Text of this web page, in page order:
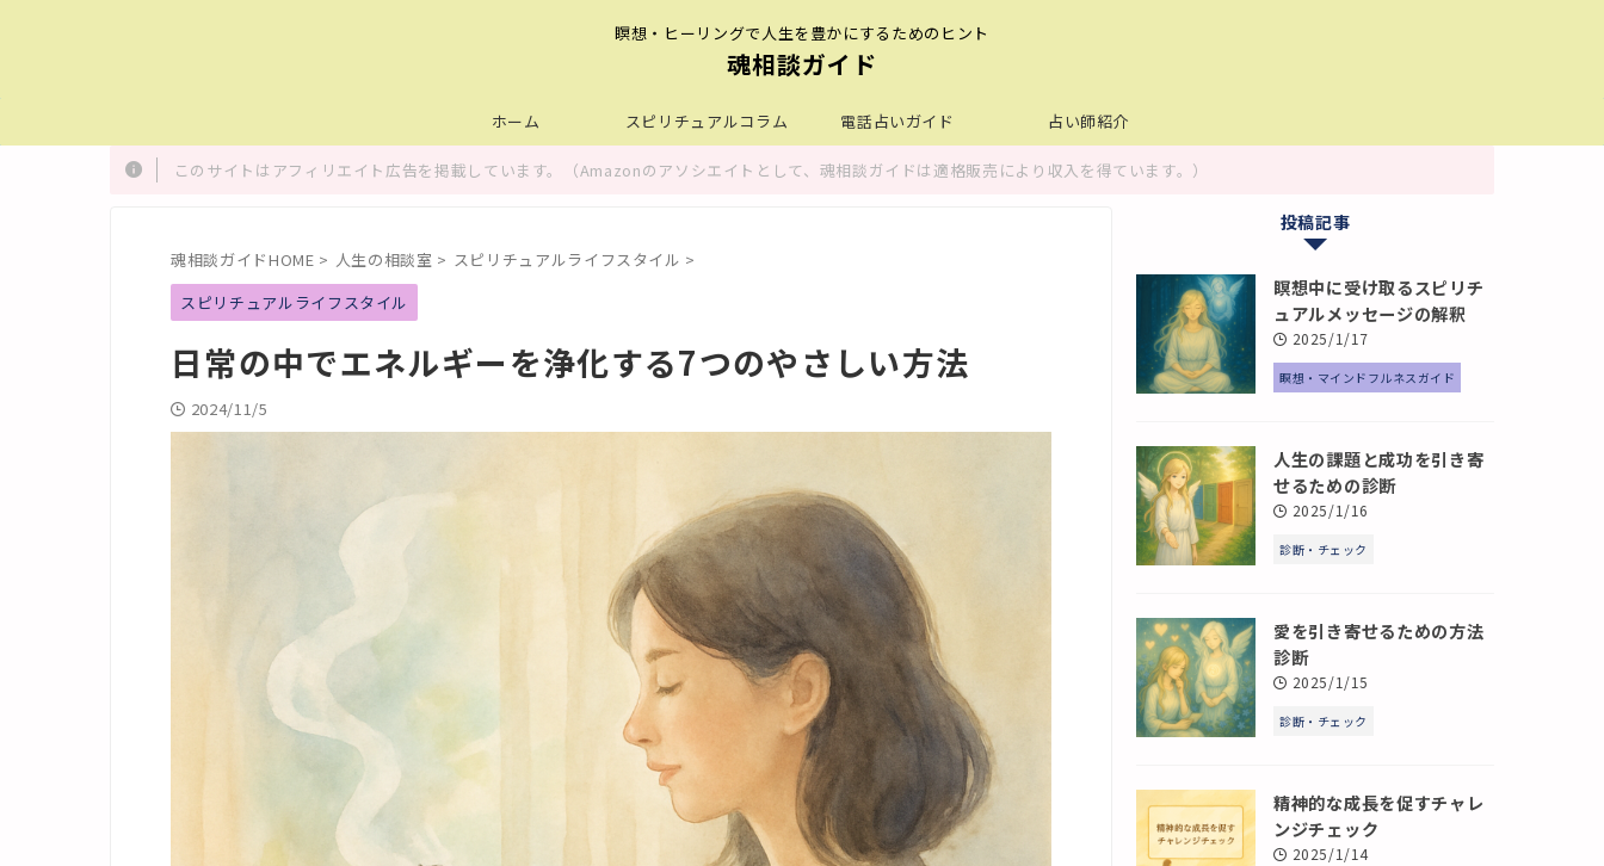
瞑想・ヒーリングで人生を豊かにするためのヒント
魂相談ガイド
ホーム スピリチュアルコラム 電話占いガイド 占い師紹介
このサイトはアフィリエイト広告を掲載しています。（Amazonのアソシエイトとして、魂相談ガイドは適格販売により収入を得ています。）
魂相談ガイドHOME > 人生の相談室 > スピリチュアルライフスタイル >
スピリチュアルライフスタイル
日常の中でエネルギーを浄化する7つのやさしい方法
2024/11/5
投稿記事
瞑想中に受け取るスピリチ
ュアルメッセージの解釈
2025/1/17
瞑想・マインドフルネスガイド
人生の課題と成功を引き寄
せるための診断
2025/1/16
診断・チェック
愛を引き寄せるための方法
診断
2025/1/15
診断・チェック
精神的な成長を促すチャレ
ンジチェック
2025/1/14